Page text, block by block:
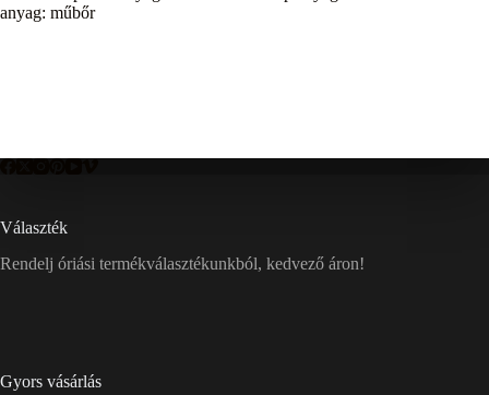
anyag: műbőr
Választék
Rendelj óriási termékválasztékunkból, kedvező áron!
Gyors vásárlás